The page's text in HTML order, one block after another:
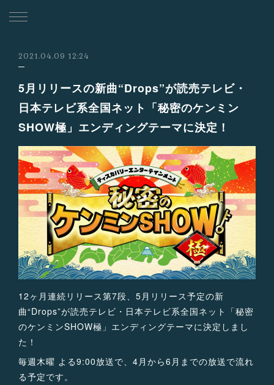
2021.04.09 12:24
5月リリースの新曲“Drops”が読売テレビ・
日本テレビ系全国ネット「秘密のケンミン
SHOW極」エンディングテーマに決定！
12ヶ月連続リリース第7段、5月リリース予定の新
曲“Drops”が読売テレビ・日本テレビ系全国ネット「秘密
のケンミンSHOW極」エンディングテーマに決定しまし
た！
毎週木曜 よる9:00放送で、4月から6月までの放送で流れ
る予定です。